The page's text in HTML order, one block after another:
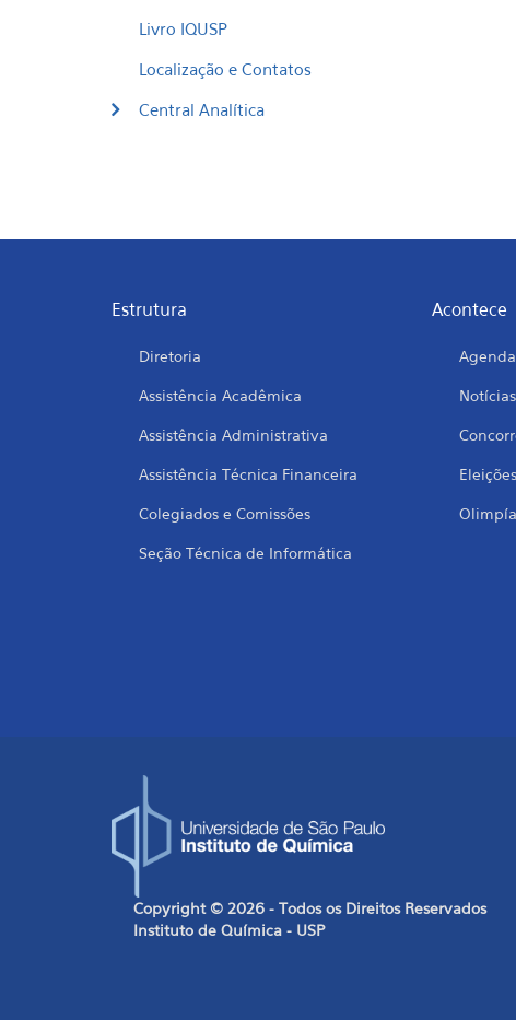
Livro IQUSP
Localização e Contatos
Central Analítica
Estrutura
Diretoria
Assistência Acadêmica
Assistência Administrativa
Assistência Técnica Financeira
Colegiados e Comissões
Seção Técnica de Informática
Acontece
Notícias
Copyright © 2026 - Todos os Direitos Reservados
Instituto de Química - USP